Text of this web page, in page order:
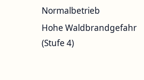
Normalbetrieb
Hohe Waldbrandgefahr
(Stufe 4)